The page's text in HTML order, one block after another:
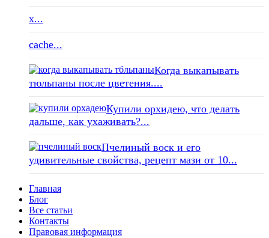
x...
cache...
Когда выкапывать
тюльпаны после цветения....
Купили орхидею, что делать
дальше, как ухаживать?...
Пчелиный воск и его
удивительные свойства, рецепт мази от 10...
Главная
Блог
Все статьи
Контакты
Правовая информация